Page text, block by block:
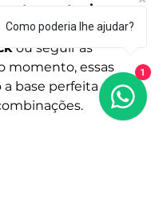
e atuais
ama brincar com
ou seguir as
momento, essas
a base perfeita para
Como poderia lhe ajudar?
1